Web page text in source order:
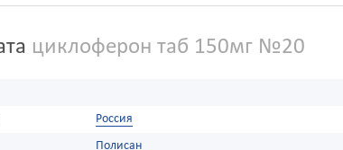
циклоферон таб 150мг №20
Россия
Полисан